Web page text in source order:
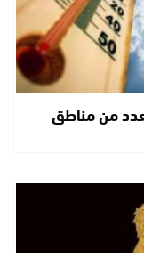
من مناطق